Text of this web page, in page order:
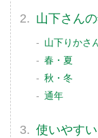
山下さん
山下りかさ
春・夏
秋・冬
通年
使いやす